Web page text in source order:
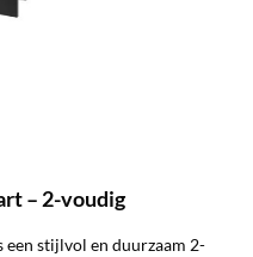
– 2-voudig
stijlvol en duurzaam 2-